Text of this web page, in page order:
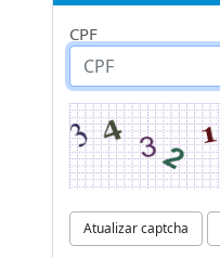
CPF
Atualizar captcha